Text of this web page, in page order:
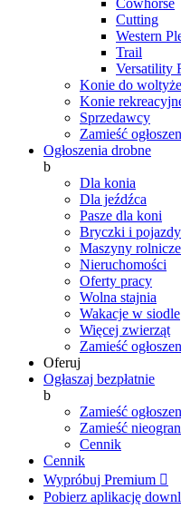
Cowhorse
Cutting
Western
Trail
Versatility
Konie do
Konie
Sprzedawcy
Zamieść
Ogłoszenia drobne
b
Dla konia
Dla jeźdźca
Pasze dla koni
Bryczki i pojazdy
Maszyny rolnicze
Nieruchomości
Oferty pracy
Wolna stajnia
Wakacje w siodle
Więcej zwierząt
Zamieść
Oferuj
Ogłaszaj bezpłatnie
b
Zamieść
Zamieść
Cennik
Cennik
Wypróbuj Premium 
Pobierz aplikację